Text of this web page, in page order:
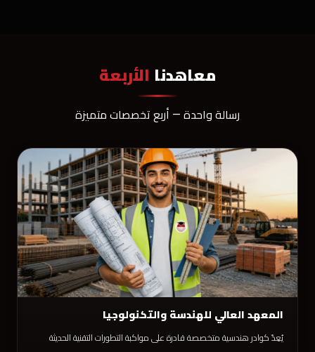
معاهدنا الأربعة
رسالة واحدة — أربع تخصصات متميزة
المعهد العالي للهندسة والتكنولوجيا
يُعِدّ كوادر هندسية متخصصة قادرة على مواكبة التطورات التقنية الحديثة